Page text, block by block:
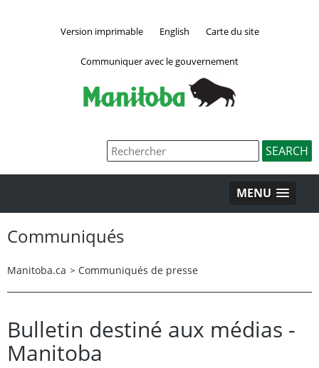
Version imprimable English Carte du site
Communiquer avec le gouvernement
MENU
Communiqués
Manitoba.ca > Communiqués de presse
Bulletin destiné aux médias -
Manitoba